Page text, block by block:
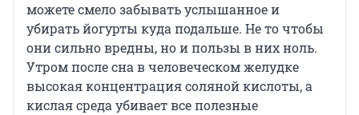
можете смело забывать услышанное и
убирать йогурты куда подальше. Не то чтобы
они сильно вредны, но и пользы в них ноль.
Утром после сна в человеческом желудке
высокая концентрация соляной кислоты, а
кислая среда убивает все полезные